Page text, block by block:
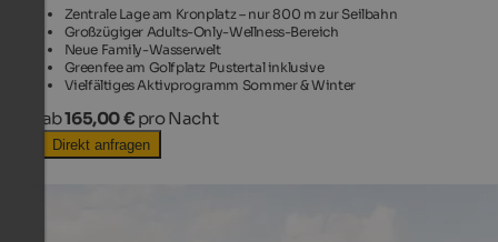
Zentrale Lage am Kronplatz – nur 800 m zur Seilbahn
Großzügiger Adults-Only-Wellness-Bereich
Neue Family-Wasserwelt
Greenfee am Golfplatz Pustertal inklusive
Vielfältiges Aktivprogramm Sommer & Winter
ab165,00 € pro Nacht
Direkt anfragen